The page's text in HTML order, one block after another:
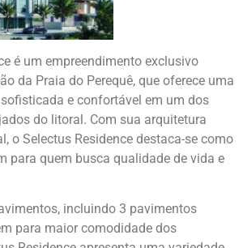
é um empreendimento exclusivo
da Praia do Perequê, que oferece uma
e confortável em um dos
do litoral. Com sua arquitetura
o Selectus Residence destaca-se como
para quem busca qualidade de vida e
incluindo 3 pavimentos
para maior comodidade dos